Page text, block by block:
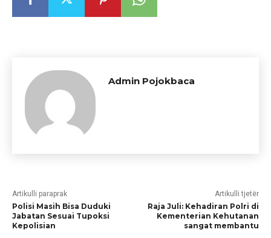
Admin Pojokbaca
Artikulli paraprak
Polisi Masih Bisa Duduki
Jabatan Sesuai Tupoksi
Kepolisian
Artikulli tjetër
Raja Juli: Kehadiran Polri di
Kementerian Kehutanan
sangat membantu